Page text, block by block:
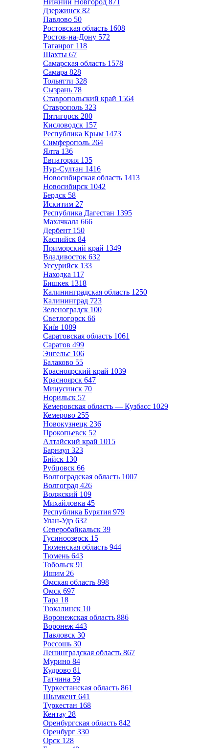
Нижний Новгород 871
Дзержинск 82
Павлово 50
Ростовская область 1608
Ростов-на-Дону 572
Таганрог 118
Шахты 67
Самарская область 1578
Самара 828
Тольятти 328
Сызрань 78
Ставропольский край 1564
Ставрополь 323
Пятигорск 280
Кисловодск 157
Республика Крым 1473
Симферополь 264
Ялта 136
Евпатория 135
Нур-Султан 1416
Новосибирская область 1413
Новосибирск 1042
Бердск 58
Искитим 27
Республика Дагестан 1395
Махачкала 666
Дербент 150
Каспийск 84
Приморский край 1349
Владивосток 632
Уссурийск 133
Находка 117
Бишкек 1318
Калининградская область 1250
Калининград 723
Зеленоградск 100
Светлогорск 66
Київ 1089
Саратовская область 1061
Саратов 499
Энгельс 106
Балаково 55
Красноярский край 1039
Красноярск 647
Минусинск 70
Норильск 57
Кемеровская область — Кузбасс 1029
Кемерово 255
Новокузнецк 236
Прокопьевск 52
Алтайский край 1015
Барнаул 323
Бийск 130
Рубцовск 66
Волгоградская область 1007
Волгоград 426
Волжский 109
Михайловка 45
Республика Бурятия 979
Улан-Удэ 632
Северобайкальск 39
Гусиноозерск 15
Тюменская область 944
Тюмень 643
Тобольск 91
Ишим 26
Омская область 898
Омск 697
Тара 18
Тюкалинск 10
Воронежская область 886
Воронеж 443
Павловск 30
Россошь 30
Ленинградская область 867
Мурино 84
Кудрово 81
Гатчина 59
Туркестанская область 861
Шымкент 641
Туркестан 168
Кентау 28
Оренбургская область 842
Оренбург 330
Орск 128